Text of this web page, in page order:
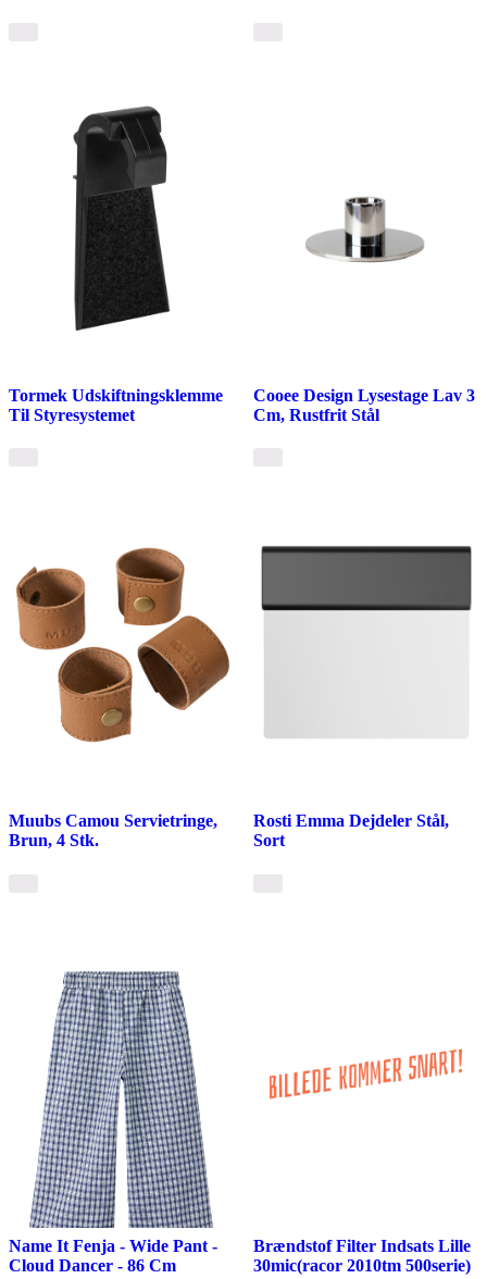
Tormek Udskiftningsklemme
Til Styresystemet
Cooee Design Lysestage Lav 3
Cm, Rustfrit Stål
Muubs Camou Servietringe,
Brun, 4 Stk.
Rosti Emma Dejdeler Stål,
Sort
Name It Fenja - Wide Pant -
Cloud Dancer - 86 Cm
Brændstof Filter Indsats Lille
30mic(racor 2010tm 500serie)